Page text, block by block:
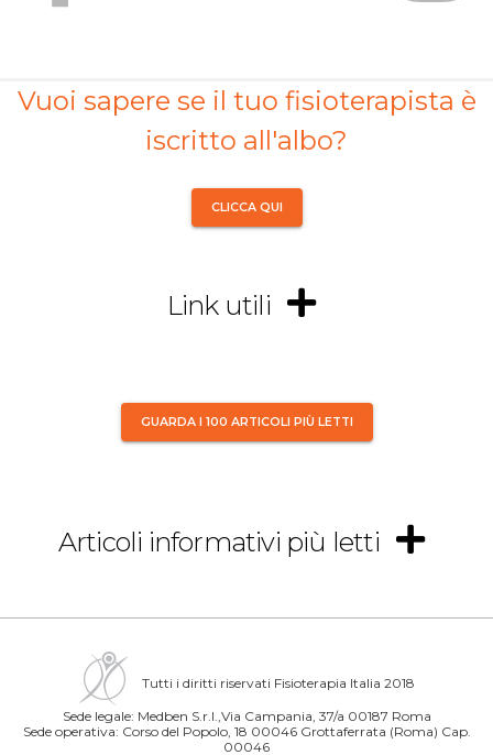
Vuoi sapere se il tuo fisioterapista è
iscritto all'albo?
CLICCA QUI
Link utili
GUARDA I 100 ARTICOLI PIÙ LETTI
Articoli informativi più letti
Tutti i diritti riservati Fisioterapia Italia 2018
Sede legale: Medben S.r.l.,Via Campania, 37/a 00187 Roma
Sede operativa: Corso del Popolo, 18 00046 Grottaferrata (Roma) Cap.
00046